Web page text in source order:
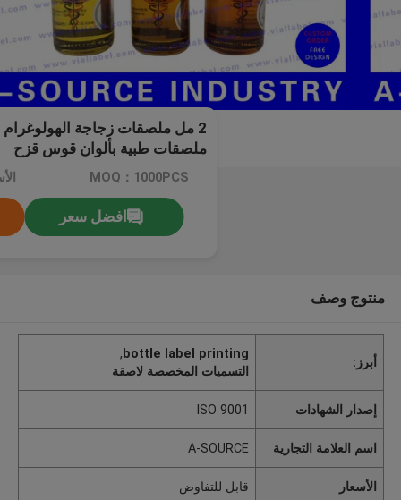
2 مل ملصقات زجاجة الهولوغرام
ملصقات طبية بألوان قوس قزح
MOQ：1000PCS
افضل سعر
منتوج وصف
أبرز:
bottle label printing
,
التسميات المخصصة لاصقة
إصدار الشهادات ISO 9001
اسم العلامة التجارية A-SOURCE
الأسعار قابل للتفاوض